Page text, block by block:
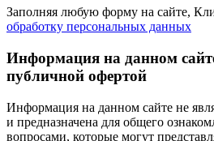
Заполняя любую форму на сайте,
обработку персональных данных
Информация на данном
публичной офертой
Информация на данном сайте не
и предназначена для общего
вопросами, которые могут